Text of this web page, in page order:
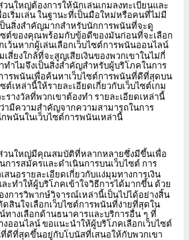
นใหญ่ต้องการให้นักเล่นเกมลงทะเบียนและ
เริ่มเล่นในฐานะที่เป็นมือใหม่หรือคนที่ไม่มี
นสิ่งสำคัญมากสำหรับนักการพนันที่จะดู
ซต์ของคุณพร้อมกับข้อดีของมันก่อนที่จะเลือก
เว้นหากผู้เล่นเลือกเว็บไซต์การพนันออนไลน์
สี่ยงใกล้ที่จะสูญเสียเงินของพวกเขาในไม่กี่
ทำไมจึงเป็นสิ่งสำคัญสำหรับผู้บริโภคในการ
การพนันเพื่อค้นหาเว็บไซต์การพนันที่ดีที่สุดบน
ซต์เหล่านี้ให้รายละเอียดเกี่ยวกับเว็บไซต์เกม
รางวัลที่พวกเขาต้องทำ รายละเอียดเหล่านี้
ามีความสำคัญจากความสามารถในการ
กพนันในเว็บไซต์การพนันเหล่านี้
วนใหญ่มีคุณสมบัติที่หลากหลายซึ่งมีขึ้นเพื่อ
การสมัครและดำเนินการบนเว็บไซต์ การ
นอรายละเอียดเกี่ยวกับแง่มุมทางการเงิน
ะทำให้ผู้บริโภคเข้าใจวิธีการได้มากขึ้น ด้วย
งการวิพากษ์วิจารณ์เหล่านี้เป็นไปได้อย่างสิ้น
ดสินใจเลือกเว็บไซต์การพนันที่ง่ายที่สุดใน
ทางเลือกด้านธนาคารและบริการอื่น ๆ ที่
งออนไลน์ขอแนะนำให้ผู้บริโภคเลือกเว็บไซต์
ดีที่สุดขึ้นอยู่กับโบนัสที่เสนอให้กับพวกเขา